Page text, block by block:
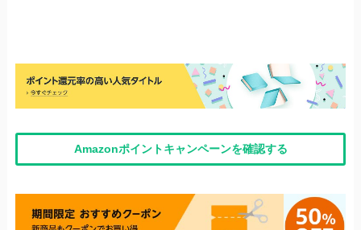
Amazonポイントキャンペーンを確認する